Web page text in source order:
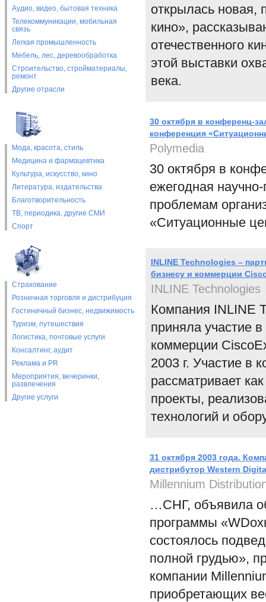
Аудио, видео, бытовая техника
Телекоммуникации, мобильная
связь
Легкая промышленность
Мебель, лес, деревообработка
Строительство, стройматериалы,
ремонт
Другие отрасли
Мода, красота, стиль
Медицина и фармацевтика
Культура, искусство, кино
Литература, издательства
Благотворительность
ТВ, периодика, другие СМИ
Спорт
Страхование
Розничная торговля и дистрибуция
Гостиничный бизнес, недвижимость
Туризм, путешествия
Логистика, почтовые услуги
Консалтинг, аудит
Реклама и PR
Мероприятия, вечеринки,
развлечения
Другие услуги
открылась новая,
кино»,
отечественного
этой выставки
века.
30 октября в конференц-
конференция
Polymedia
30 октября в
ежегодная
проблемам
«Ситуационные
INLINE Technologies –
бизнесу и коммерции
INLINE Technologies
Компания INLINE
приняла участие
коммерции
2003 г. Участие в
рассматривает
проекты,
технологий и
31 октября 2003 года.
дистрибутор Western
Millennium
…СНГ, объявила
программы
состоялось
полной грудью»,
компании
приобретающих